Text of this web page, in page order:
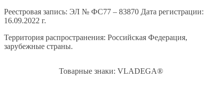
Реестровая запись: ЭЛ № ФС77 – 83870 Дата регистрации:
16.09.2022 г.
Территория распространения: Российская Федерация,
зарубежные страны.
Товарные знаки: VLADEGA®